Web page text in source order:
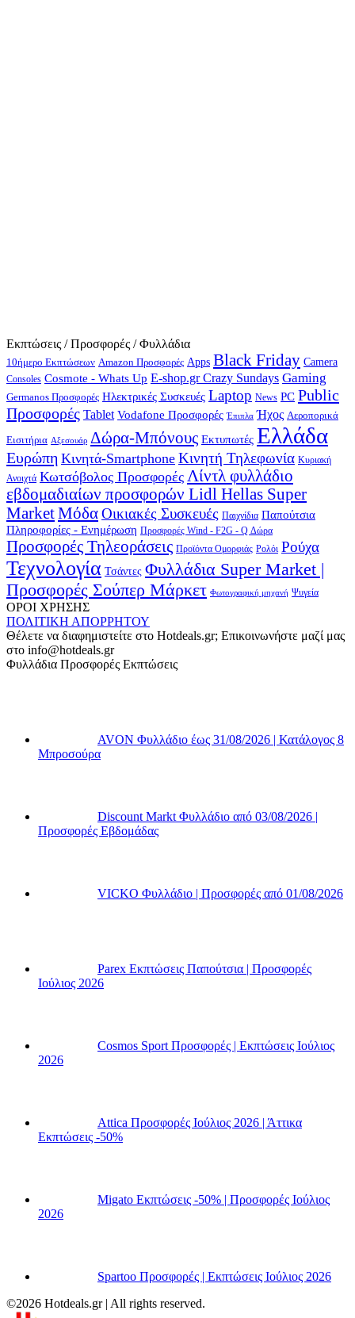
Εκπτώσεις / Προσφορές / Φυλλάδια
10ήμερο Εκπτώσεων Amazon Προσφορές Apps Black Friday Camera
Consoles Cosmote - Whats Up E-shop.gr Crazy Sundays Gaming
Germanos Προσφορές Hλεκτρικές Συσκευές Laptop News PC Public
Προσφορές Tablet Vodafone Προσφορές Έπιπλα Ήχος Αεροπορικά
Εισιτήρια Αξεσουάρ Δώρα-Μπόνους Εκτυπωτές Ελλάδα
Ευρώπη Κινητά-Smartphone Κινητή Τηλεφωνία Κυριακή
Ανοιχτά Κωτσόβολος Προσφορές Λίντλ φυλλάδιο
εβδομαδιαίων προσφορών Lidl Hellas Super
MarketΜόδαΟικιακές Συσκευές Παιχνίδια Παπούτσια
Πληροφορίες - Ενημέρωση Προσφορές Wind - F2G - Q Δώρα
Προσφορές Τηλεοράσεις Προϊόντα Ομορφιάς Ρολόι Ρούχα
Τεχνολογία Τσάντες Φυλλάδια Super Market |
Προσφορές Σούπερ Μάρκετ Φωτογραφική μηχανή Ψυγεία
ΟΡΟΙ ΧΡΗΣΗΣ
ΠΟΛΙΤΙΚΗ ΑΠΟΡΡΗΤΟΥ
Θέλετε να διαφημιστείτε στο Hotdeals.gr; Επικοινωνήστε μαζί μας
στο info@hotdeals.gr
Φυλλάδια Προσφορές Εκπτώσεις
AVON Φυλλάδιο έως 31/08/2026 | Κατάλογος 8
Μπροσούρα
Discount Markt Φυλλάδιο από 03/08/2026 |
Προσφορές Εβδομάδας
VICKO Φυλλάδιο | Προσφορές από 01/08/2026
Parex Εκπτώσεις Παπούτσια | Προσφορές
Ιούλιος 2026
Cosmos Sport Προσφορές | Εκπτώσεις Ιούλιος
2026
Attica Προσφορές Ιούλιος 2026 | Άττικα
Εκπτώσεις -50%
Migato Εκπτώσεις -50% | Προσφορές Ιούλιος
2026
Spartoo Προσφορές | Εκπτώσεις Ιούλιος 2026
©2026 Hotdeals.gr | All rights reserved.